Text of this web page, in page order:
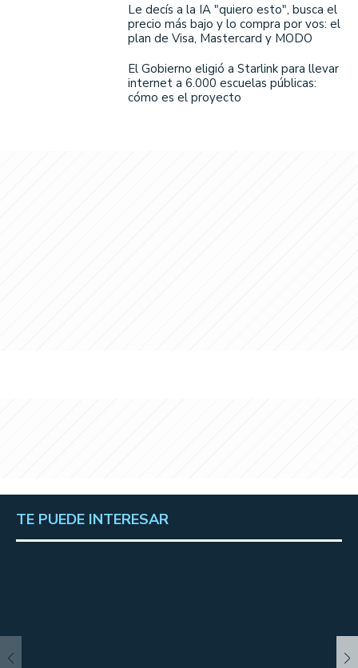
Le decís a la IA "quiero esto", busca el
precio más bajo y lo compra por vos: el
plan de Visa, Mastercard y MODO
El Gobierno eligió a Starlink para llevar
internet a 6.000 escuelas públicas:
cómo es el proyecto
TE PUEDE INTERESAR